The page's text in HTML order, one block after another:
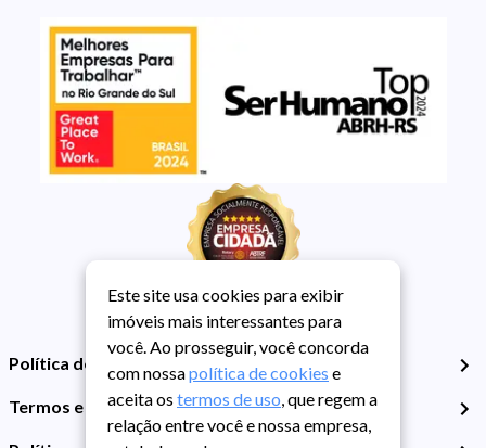
Política de Privacidade
Termos e Condições de Uso
Este site usa cookies para exibir
imóveis mais interessantes para
você. Ao prosseguir, você concorda
com nossapolítica de cookies e
aceita os termos de uso, que regem a
relação entre você e nossa empresa,